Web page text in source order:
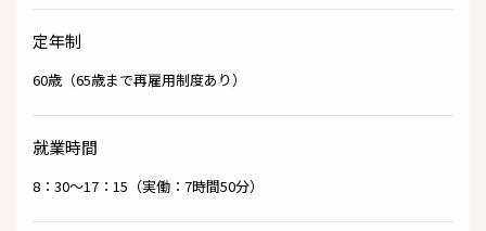
定年制
60歳（65歳まで再雇用制度あり）
就業時間
8：30～17：15（実働：7時間50分）